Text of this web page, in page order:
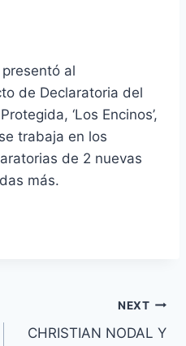
al
de Declaratoria del
‘Los Encinos’,
trabaja en los
de 2 nuevas
más.
NEXT
CHRISTIAN NODAL Y